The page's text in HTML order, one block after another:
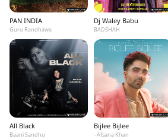
PAN INDIA
Guru Randhawa
Dj Waley Babu
BADSHAH
All Black
Baani Sandhu
Bijlee Bijlee
- Afsana Khan